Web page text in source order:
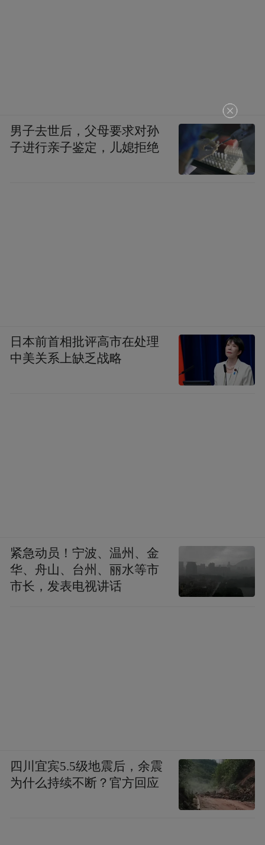
男子去世后，父母要求对孙
子进行亲子鉴定，儿媳拒绝
日本前首相批评高市在处理
中美关系上缺乏战略
紧急动员！宁波、温州、金
华、舟山、台州、丽水等市
市长，发表电视讲话
四川宜宾5.5级地震后，余震
为什么持续不断？官方回应